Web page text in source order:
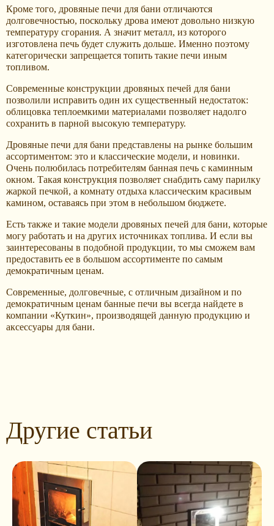
Кроме того, дровяные печи для бани отличаются
долговечностью, поскольку дрова имеют довольно низкую
температуру сгорания. А значит металл, из которого
изготовлена печь будет служить дольше. Именно поэтому
категорически запрещается топить такие печи иным
топливом.
Современные конструкции дровяных печей для бани
позволили исправить один их существенный недостаток:
облицовка теплоемкими материалами позволяет надолго
сохранить в парной высокую температуру.
Дровяные печи для бани представлены на рынке большим
ассортиментом: это и классические модели, и новинки.
Очень полюбилась потребителям банная печь с каминным
окном. Такая конструкция позволяет снабдить саму парилку
жаркой печкой, а комнату отдыха классическим красивым
камином, оставаясь при этом в небольшом бюджете.
Есть также и такие модели дровяных печей для бани, которые
могу работать и на других источниках топлива. И если вы
заинтересованы в подобной продукции, то мы сможем вам
предоставить ее в большом ассортименте по самым
демократичным ценам.
Современные, долговечные, с отличным дизайном и по
демократичным ценам банные печи вы всегда найдете в
компании «Куткин», производящей данную продукцию и
аксессуары для бани.
Другие статьи